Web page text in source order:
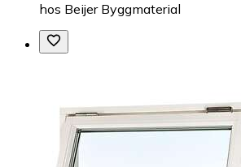
hos Beijer Byggmaterial